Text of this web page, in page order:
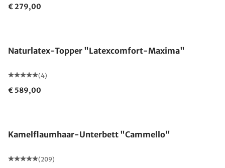
€ 279,00
Naturlatex-Topper "Latexcomfort-Maxima"
(4)
€ 589,00
Kamelflaumhaar-Unterbett "Cammello"
(209)